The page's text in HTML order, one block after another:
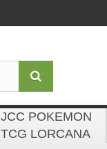
JCC POKEMON
TCG LORCANA